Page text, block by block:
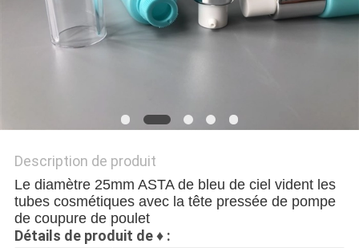
PLAN
PRIVACY
POLICY
Description de produit
Le diamètre 25mm ASTA de bleu de ciel vident les
tubes cosmétiques avec la tête pressée de pompe
de coupure de poulet
Détails de produit de♦ :